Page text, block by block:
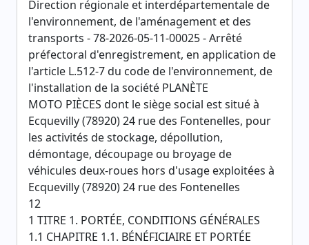
Direction régionale et interdépartementale de
l'environnement, de l'aménagement et des
transports - 78-2026-05-11-00025 - Arrêté
préfectoral d'enregistrement, en application de
l'article L.512-7 du code de l'environnement, de
l'installation de la société PLANÈTE
MOTO PIÈCES dont le siège social est situé à
Ecquevilly (78920) 24 rue des Fontenelles, pour
les activités de stockage, dépollution,
démontage, découpage ou broyage de
véhicules deux-roues hors d'usage exploitées à
Ecquevilly (78920) 24 rue des Fontenelles
12
1 TITRE 1. PORTÉE, CONDITIONS GÉNÉRALES
1.1 CHAPITRE 1.1. BÉNÉFICIAIRE ET PORTÉE